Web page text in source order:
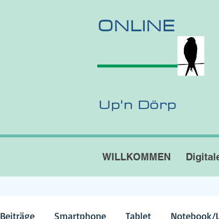
ONLINE
Up'n Dörp
WILLKOMMEN
Smartphone Tablet Notebook/